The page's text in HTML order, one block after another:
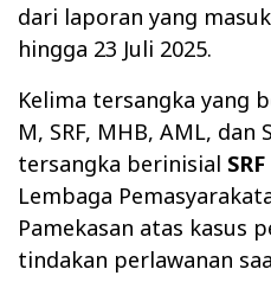
dari laporan yang
hingga 23 Juli 2025.
Kelima tersangka yang
M, SRF, MHB, AML, dan
tersangka berinisial SRF
Lembaga
Pamekasan atas kasus
tindakan perlawanan